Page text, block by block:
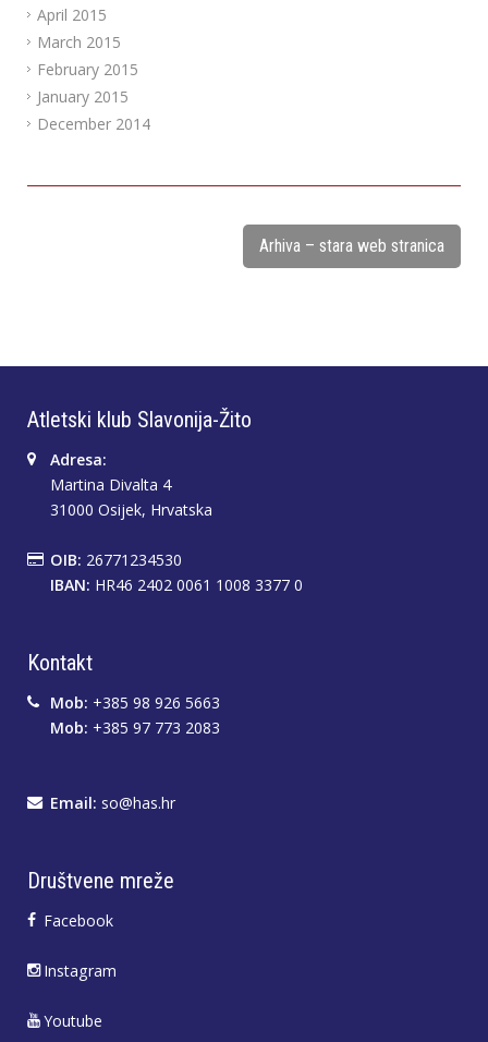
April 2015
March 2015
February 2015
January 2015
December 2014
Arhiva – stara web stranica
Atletski klub Slavonija-Žito
Adresa:
Martina Divalta 4
31000 Osijek, Hrvatska
OIB: 26771234530
IBAN: HR46 2402 0061 1008 3377 0
Kontakt
Mob: +385 98 926 5663
Mob: +385 97 773 2083
Email: so@has.hr
Društvene mreže
Facebook
Instagram
Youtube